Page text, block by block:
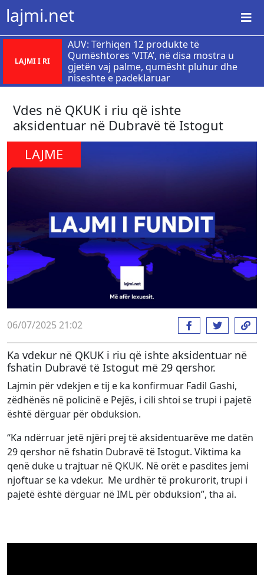
lajmi.net
LAJMI I RI
AUV: Tërhiqen 12 produkte të
Qumështores ‘VITA’, në disa mostra u
gjetën vaj palme, qumësht pluhur dhe
niseshte e padeklaruar
Vdes në QKUK i riu që ishte
aksidentuar në Dubravë të Istogut
LAJME
06/07/2025 21:02
Ka vdekur në QKUK i riu që ishte aksidentuar në
fshatin Dubravë të Istogut më 29 qershor.
Lajmin për vdekjen e tij e ka konfirmuar Fadil Gashi,
zëdhënës në policinë e Pejës, i cili shtoi se trupi i pajetë
është dërguar për obduksion.
“Ka ndërruar jetë njëri prej të aksidentuarëve me datën
29 qershor në fshatin Dubravë të Istogut. Viktima ka
qenë duke u trajtuar në QKUK. Në orët e pasdites jemi
njoftuar se ka vdekur. Me urdhër të prokurorit, trupi i
pajetë është dërguar në IML për obduksion”, tha ai.